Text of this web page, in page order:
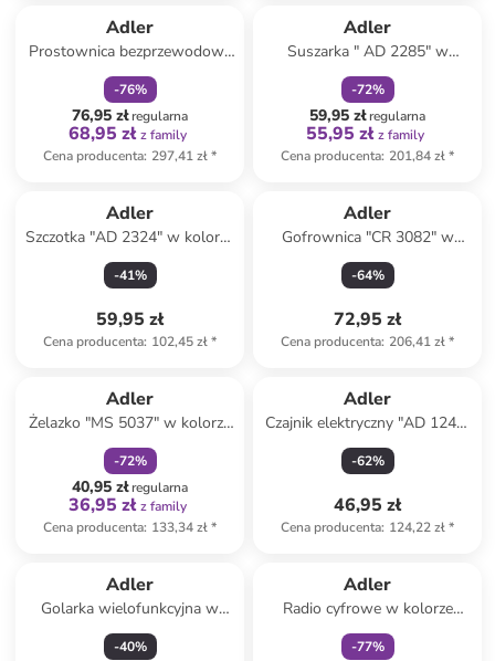
Adler
Prostownica bezprzewodowa
"AD 2327" w kolorze
jasnoróżowym
-76%
76,95 złregularna
68,95 zł z family
Cena producenta: 297,41 zł*
Adler
Suszarka " AD 2285" w
kolorze białym
-72%
59,95 złregularna
55,95 zł z family
Cena producenta: 201,84 zł*
Adler
Szczotka "AD 2324" w kolorze
zielonym do loków
-41%
59,95 zł
Cena producenta: 102,45 zł*
Adler
Gofrownica "CR 3082" w
kolorze białym
-64%
72,95 zł
Cena producenta: 206,41 zł*
Adler
Żelazko "MS 5037" w kolorze
szarym
-72%
40,95 złregularna
36,95 zł z family
Cena producenta: 133,34 zł*
Adler
Czajnik elektryczny "AD 1244"
w kolorze białym - 2,5 l
-62%
46,95 zł
Cena producenta: 124,22 zł*
Adler
Golarka wielofunkcyjna w
kolorze białym
-40%
Adler
Radio cyfrowe w kolorze
biało-czarnym
-77%